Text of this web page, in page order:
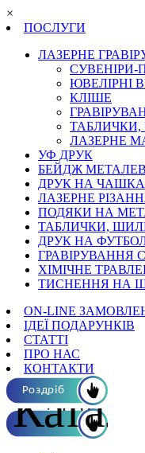
×
ПОСЛУГИ
ЛАЗЕРНЕ
ЮВЕЛІРНІ
КЛІШЕ
ТАБЛИЧКИ,
ЛАЗЕРНЕ
УФ ДРУК
БЕЙДЖ
ДРУК НА
ЛАЗЕРНЕ
ПОДЯКИ НА
ТАБЛИЧКИ,
ДРУК НА
ГРАВІРУВАННЯ
ХІМІЧНЕ
ТИСНЕННЯ НА
ON-LINE
ІДЕЇ ПОДАРУНКІВ
СТАТТІ
ПРО НАС
КОНТАКТИ
Роздріб